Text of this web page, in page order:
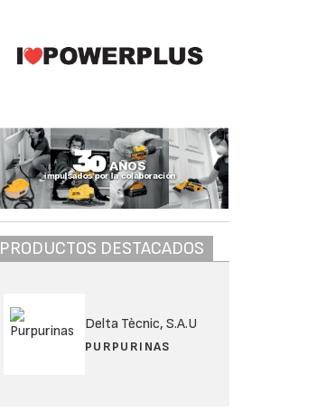
PRODUCTOS DESTACADOS
Delta Tècnic, S.A.U
PURPURINAS